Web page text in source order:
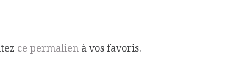
ce permalien à vos favoris.